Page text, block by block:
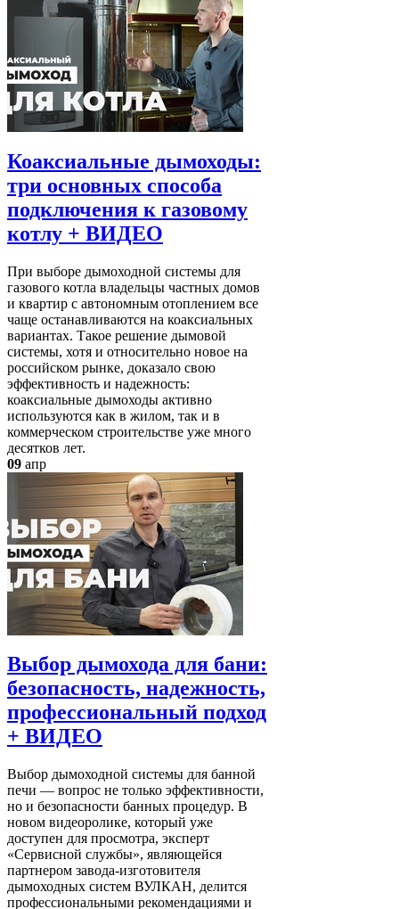
Коаксиальные дымоходы:
три основных способа
подключения к газовому
котлу + ВИДЕО
При выборе дымоходной системы для
газового котла владельцы частных домов
и квартир с автономным отоплением все
чаще останавливаются на коаксиальных
вариантах. Такое решение дымовой
системы, хотя и относительно новое на
российском рынке, доказало свою
эффективность и надежность:
коаксиальные дымоходы активно
используются как в жилом, так и в
коммерческом строительстве уже много
десятков лет.
09 апр
Выбор дымохода для бани:
безопасность, надежность,
профессиональный подход
+ ВИДЕО
Выбор дымоходной системы для банной
печи — вопрос не только эффективности,
но и безопасности банных процедур. В
новом видеоролике, который уже
доступен для просмотра, эксперт
«Сервисной службы», являющейся
партнером завода-изготовителя
дымоходных систем ВУЛКАН, делится
профессиональными рекомендациями и